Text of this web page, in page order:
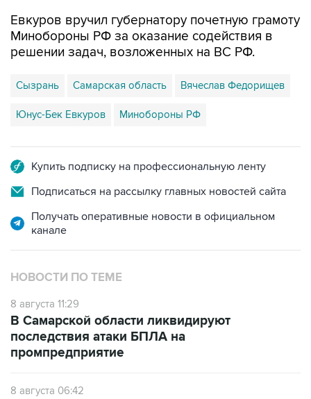
Евкуров вручил губернатору почетную грамоту
Минобороны РФ за оказание содействия в
решении задач, возложенных на ВС РФ.
Сызрань Самарская область Вячеслав Федорищев
Юнус-Бек Евкуров Минобороны РФ
Купить подписку на профессиональную ленту
Подписаться на рассылку главных новостей сайта
Получать оперативные новости в официальном
канале
НОВОСТИ ПО ТЕМЕ
8 августа 11:29
В Самарской области ликвидируют
последствия атаки БПЛА на
промпредприятие
8 августа 06:42